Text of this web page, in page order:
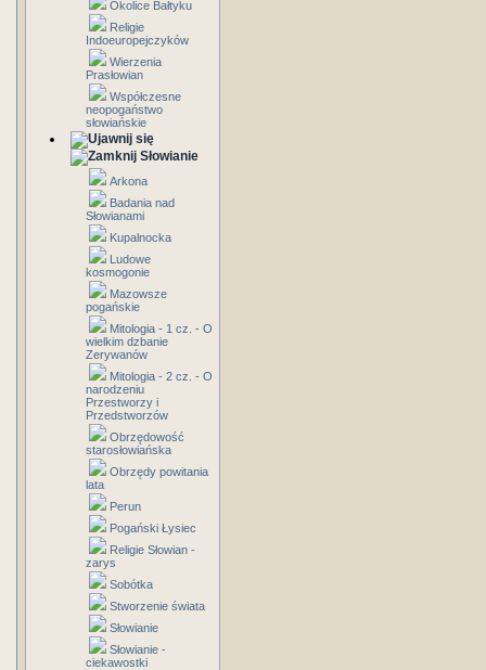
Okolice Bałtyku
Religie
Indoeuropejczyków
Wierzenia
Prasłowian
Współczesne
neopogaństwo
słowiańskie
Słowianie
Arkona
Badania nad
Słowianami
Kupalnocka
Ludowe
kosmogonie
Mazowsze
pogańskie
Mitologia - 1 cz. - O
wielkim dzbanie
Zerywanów
Mitologia - 2 cz. - O
narodzeniu
Przestworzy i
Przedstworzów
Obrzędowość
starosłowiańska
Obrzędy powitania
lata
Perun
Pogański Łysiec
Religie Słowian -
zarys
Sobótka
Stworzenie świata
Słowianie
Słowianie -
ciekawostki